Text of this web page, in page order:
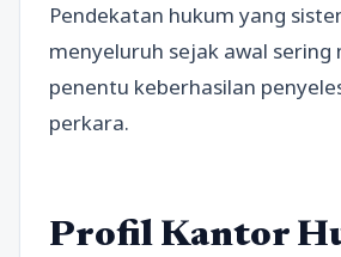
Pendekatan hukum yang
menyeluruh sejak awal
penentu keberhasilan
perkara.
Profil Kantor